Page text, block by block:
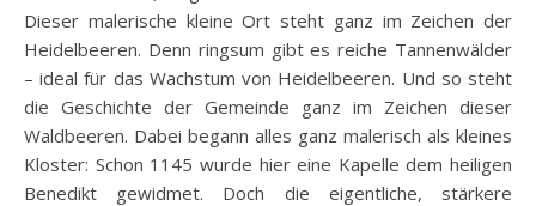
Dieser malerische kleine Ort steht ganz im Zeichen der
Heidelbeeren. Denn ringsum gibt es reiche Tannenwälder
– ideal für das Wachstum von Heidelbeeren. Und so steht
die Geschichte der Gemeinde ganz im Zeichen dieser
Waldbeeren. Dabei begann alles ganz malerisch als kleines
Kloster: Schon 1145 wurde hier eine Kapelle dem heiligen
Benedikt gewidmet. Doch die eigentliche, stärkere